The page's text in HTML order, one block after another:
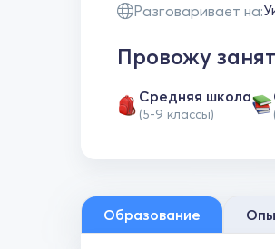
Разговаривает на:
Провожу
Средняя школа
(5-9 классы)
Образование